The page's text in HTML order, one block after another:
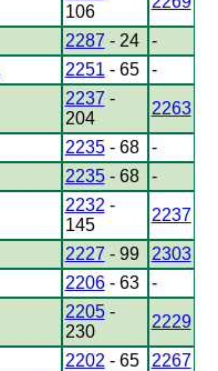
106
2287 - 24
-
2251 - 65 -
2237 -
204
2263
2235- 68
-
2235- 68 -
2232 -
145
2237
2227 - 99
2303
2206- 63 -
2205-
230
2229
2202 - 65 2267